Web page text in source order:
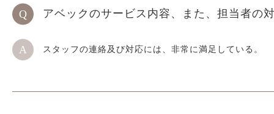
アベックのサービス内容、また、担当者の
スタッフの連絡及び対応には、非常に満足している。